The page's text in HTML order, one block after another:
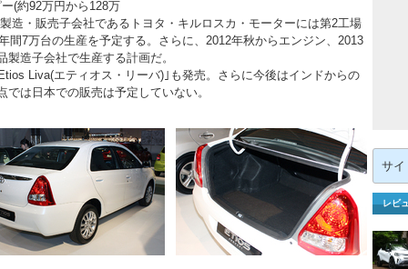
(約92万円から128万
造・販売子会社であるトヨタ・キルロスカ・モーターには第2工場
間7万台の生産を予定する。さらに、2012年秋からエンジン、2013
造子会社で生産する計画だ。
Liva(エティオス・リーバ)｣も発売。さらに今後はインドからの
は日本での販売は予定していない。
索:
レビ